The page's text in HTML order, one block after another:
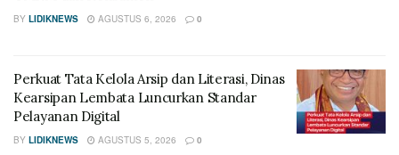
BY LIDIKNEWS AGUSTUS 6, 2026 0
Perkuat Tata Kelola Arsip dan Literasi, Dinas
Kearsipan Lembata Luncurkan Standar
Pelayanan Digital
BY LIDIKNEWS AGUSTUS 5, 2026 0